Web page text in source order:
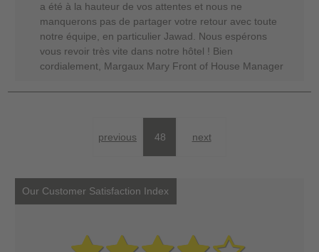
a été à la hauteur de vos attentes et nous ne
manquerons pas de partager votre retour avec toute
notre équipe, en particulier Jawad. Nous espérons
vous revoir très vite dans notre hôtel ! Bien
cordialement, Margaux Mary Front of House Manager
previous 48 next
Our Customer Satisfaction Index